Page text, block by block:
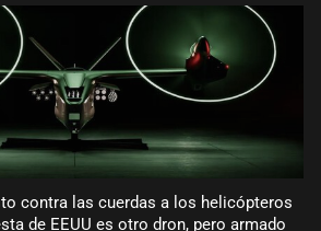
contra las cuerdas a los helicópteros
de EEUU es otro dron, pero armado